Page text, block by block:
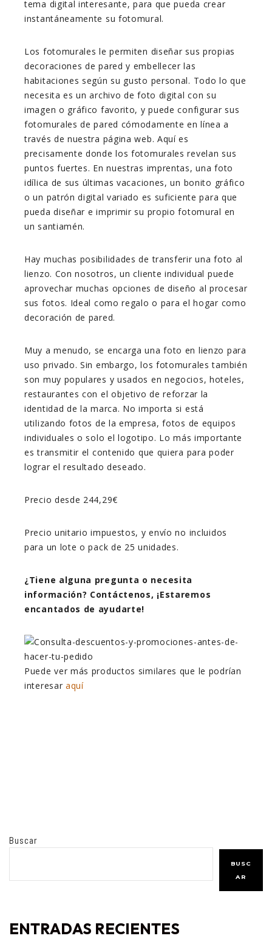
tema digital interesante, para que pueda crear
instantáneamente su fotomural.
Los fotomurales le permiten diseñar sus propias
decoraciones de pared y embellecer las
habitaciones según su gusto personal. Todo lo que
necesita es un archivo de foto digital con su
imagen o gráfico favorito, y puede configurar sus
fotomurales de pared cómodamente en línea a
través de nuestra página web. Aquí es
precisamente donde los fotomurales revelan sus
puntos fuertes. En nuestras imprentas, una foto
idílica de sus últimas vacaciones, un bonito gráfico
o un patrón digital variado es suficiente para que
pueda diseñar e imprimir su propio fotomural en
un santiamén.
Hay muchas posibilidades de transferir una foto al
lienzo. Con nosotros, un cliente individual puede
aprovechar muchas opciones de diseño al procesar
sus fotos. Ideal como regalo o para el hogar como
decoración de pared.
Muy a menudo, se encarga una foto en lienzo para
uso privado. Sin embargo, los fotomurales también
son muy populares y usados en negocios, hoteles,
restaurantes con el objetivo de reforzar la
identidad de la marca. No importa si está
utilizando fotos de la empresa, fotos de equipos
individuales o solo el logotipo. Lo más importante
es transmitir el contenido que quiera para poder
lograr el resultado deseado.
Precio desde 244,29€
Precio unitario impuestos, y envío no incluidos
para un lote o pack de 25 unidades.
¿Tiene alguna pregunta o necesita
información? Contáctenos, ¡Estaremos
encantados de ayudarte!
Puede ver más productos similares que le podrían
interesar aquí
Buscar
BUSC
AR
ENTRADAS RECIENTES